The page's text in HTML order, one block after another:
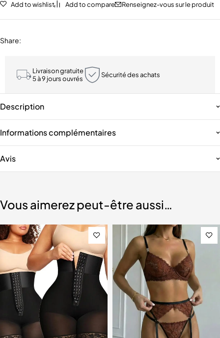
Add to wishlist Add to compare Renseignez-vous sur le produit
Share:
Livraison gratuite
5 à 9 jours ouvrés
Sécurité des achats
Description
Informations complémentaires
Avis
Vous aimerez peut-être aussi…